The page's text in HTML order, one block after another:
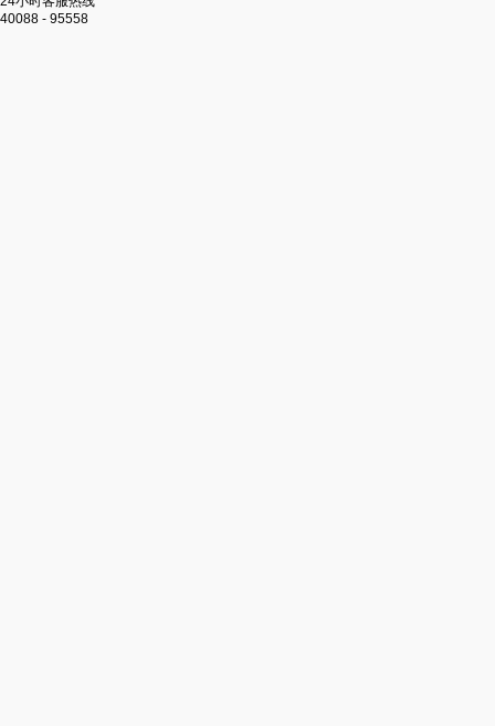
40088 - 95558